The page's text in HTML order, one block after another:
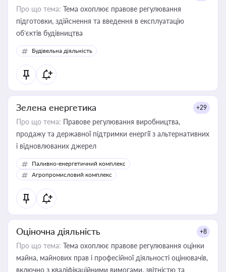
Про що тема: Тема охоплює правове регулювання
підготовки, здійснення та введення в експлуатацію
об’єктів будівництва
Будівельна діяльність
Зелена енергетика +29
Про що тема: Правове регулювання виробництва,
продажу та державної підтримки енергії з альтернативних
і відновлюваних джерел
Паливно-енергетичний комплекс
Агропромисловий комплекс
Оціночна діяльність +8
Про що тема: Тема охоплює правове регулювання оцінки
майна, майнових прав і професійної діяльності оцінювачів,
включно з кваліфікаційними вимогами, звітністю та